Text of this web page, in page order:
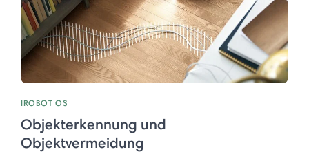
IROBOT OS
Objekterkennung und
Objektvermeidung